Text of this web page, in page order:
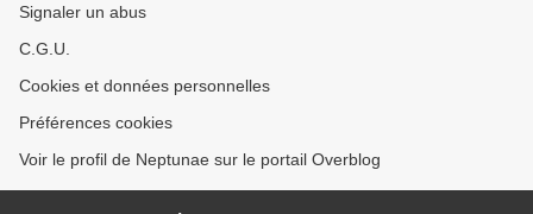
Signaler un abus
C.G.U.
Cookies et données personnelles
Préférences cookies
Voir le profil de Neptunae sur le portail Overblog